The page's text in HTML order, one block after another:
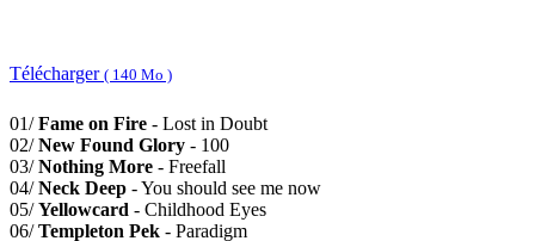
Télécharger ( 140 Mo )
01/Fame on Fire - Lost in Doubt
02/New Found Glory - 100
03/Nothing More - Freefall
04/Neck Deep - You should see me now
05/Yellowcard - Childhood Eyes
06/Templeton Pek - Paradigm